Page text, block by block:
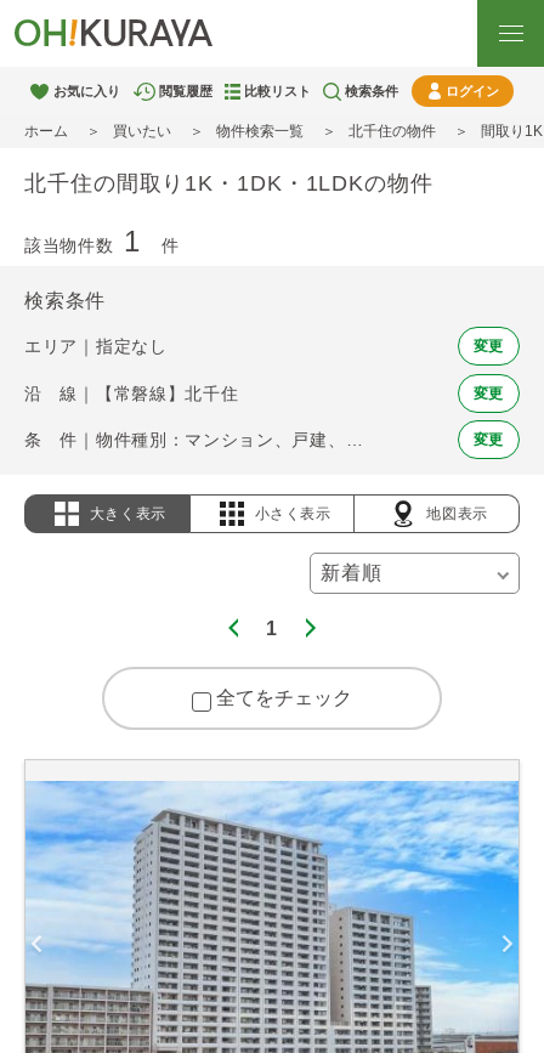
お気に入り 閲覧履歴 比較リスト 検索条件 ログイン
ホーム 買いたい 物件検索一覧 北千住の物件 間取り
北千住の間取り1K・1DK・1LDKの物件
該当物件数 1 件
検索条件
エリア｜指定なし 変更
沿 線｜【常磐線】北千住 変更
変更
大きく表示 小さく表示 地図表示
1
全てをチェック